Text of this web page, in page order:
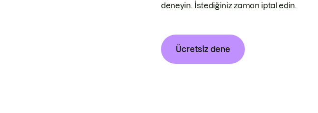
deneyin. İstediğiniz zaman iptal edin.
Ücretsiz dene